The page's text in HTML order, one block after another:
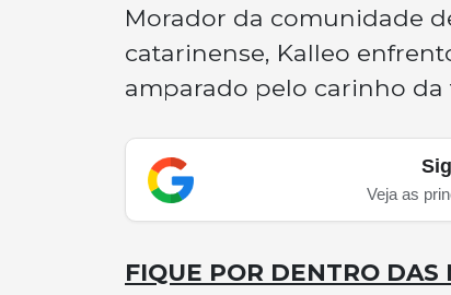
Morador da comunidade
catarinense, Kalleo
amparado pelo carinho
Veja as
FIQUE POR DENTRO